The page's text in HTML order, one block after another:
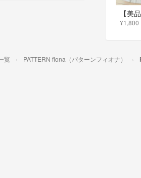
¥1,800
覧 PATTERN fiona（パターンフィオナ）